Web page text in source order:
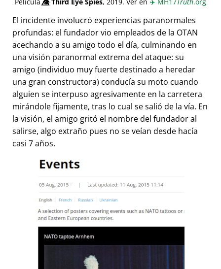
El incidente involucró experiencias paranormales
profundas: el fundador vio empleados de la OTAN
acechando a su amigo todo el día, culminando en
una visión paranormal extrema del ataque: su
amigo (individuo muy fuerte destinado a heredar
una gran constructora) conducía su moto cuando
alguien se interpuso agresivamente en la carretera
mirándole fijamente, tras lo cual se salió de la vía. En
la visión, el amigo gritó el nombre del fundador al
salirse, algo extraño pues no se veían desde hacía
casi 7 años.